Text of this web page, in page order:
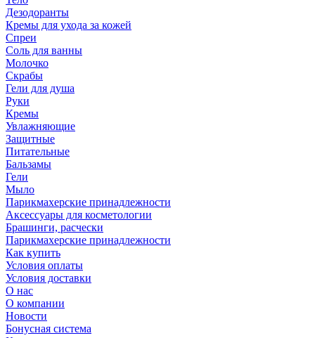
Дезодоранты
Кремы для ухода за кожей
Спреи
Соль для ванны
Молочко
Скрабы
Гели для душа
Руки
Кремы
Увлажняющие
Защитные
Питательные
Бальзамы
Гели
Мыло
Парикмахерские принадлежности
Аксессуары для косметологии
Брашинги, расчески
Парикмахерские принадлежности
Как купить
Условия оплаты
Условия доставки
О нас
О компании
Новости
Бонусная система